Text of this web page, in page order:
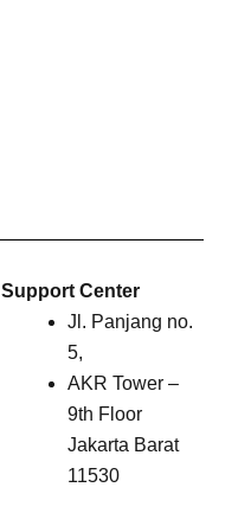
Support Center
Jl. Panjang no.
5,
AKR Tower –
9th Floor
Jakarta Barat
11530